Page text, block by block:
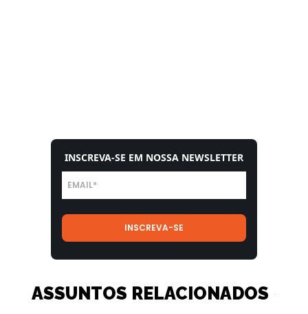
INSCREVA-SE EM NOSSA NEWSLETTER
ASSUNTOS RELACIONADOS